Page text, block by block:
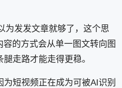
为发发文章就够了，这个思
的方式会从单一图文转向图
走路才能走得更稳。
短视频正在成为可被AI识别